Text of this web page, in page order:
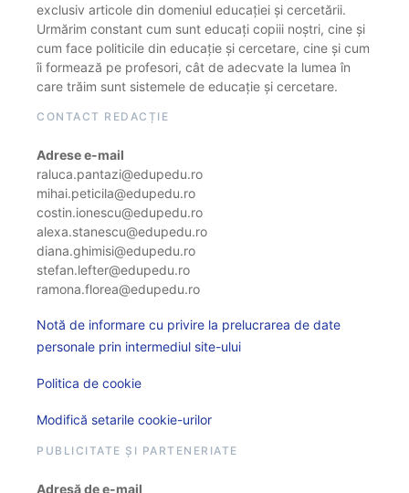
exclusiv articole din domeniul educației și cercetării.
Urmărim constant cum sunt educați copiii noștri, cine și
cum face politicile din educație și cercetare, cine și cum
îi formează pe profesori, cât de adecvate la lumea în
care trăim sunt sistemele de educație și cercetare.
CONTACT REDACȚIE
Adrese e-mail
raluca.pantazi@edupedu.ro
mihai.peticila@edupedu.ro
costin.ionescu@edupedu.ro
alexa.stanescu@edupedu.ro
diana.ghimisi@edupedu.ro
stefan.lefter@edupedu.ro
ramona.florea@edupedu.ro
Notă de informare cu privire la prelucrarea de date
personale prin intermediul site-ului
Politica de cookie
Modifică setarile cookie-urilor
PUBLICITATE ȘI PARTENERIATE
Adresă de e-mail